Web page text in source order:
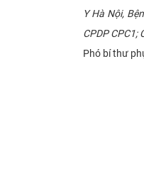
Y Hà Nội,
CPDP
Phó bí thư